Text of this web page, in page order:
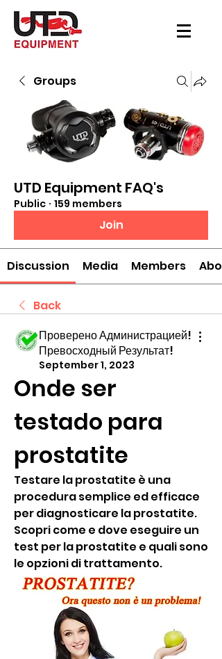
Groups
UTD Equipment FAQ's
Public · 159 members
Join
Discussion Media Members
Back
Проверено Администрацией!
Превосходный Результат!
September 1, 2023
Onde ser
testado para
prostatite
Testare la prostatite è una
procedura semplice ed efficace
per diagnosticare la prostatite.
Scopri come e dove eseguire un
test per la prostatite e quali sono
le opzioni di trattamento.